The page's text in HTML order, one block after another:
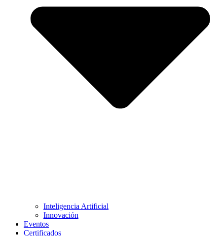
Inteligencia Artificial
Innovación
Eventos
Certificados